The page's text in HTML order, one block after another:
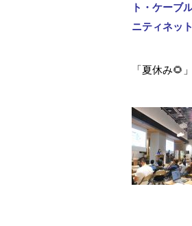
ト・ケーブ
ニティネッ
「夏休み🌻